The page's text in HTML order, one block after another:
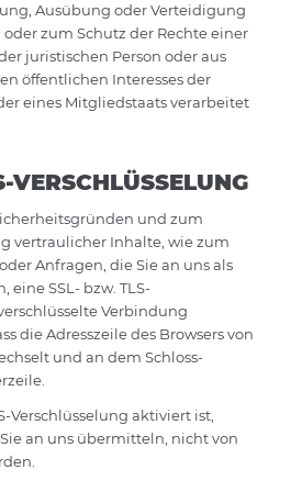
Ausübung oder Verteidigung
zum Schutz der Rechte einer
juristischen Person oder aus
öffentlichen Interesses der
eines Mitgliedstaats verarbeitet
VERSCHLÜSSELUNG
und zum
vertraulicher Inhalte, wie zum
Anfragen, die Sie an uns als
eine SSL- bzw. TLS-
Verbindung
die Adresszeile des Browsers von
und an dem Schloss-
Verschlüsselung aktiviert ist,
an uns übermitteln, nicht von